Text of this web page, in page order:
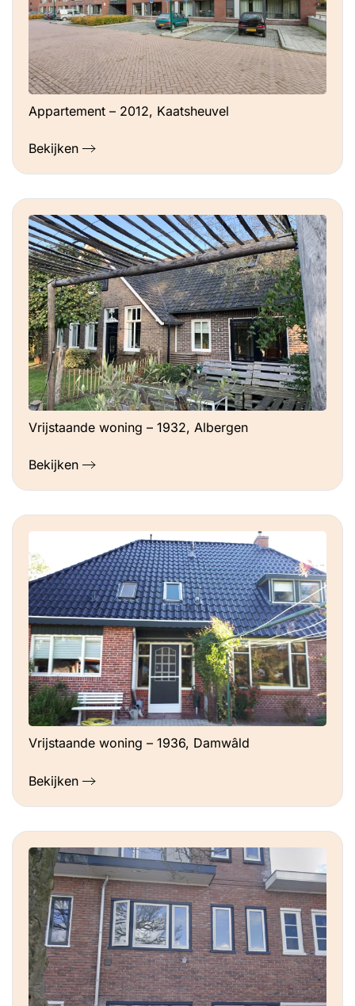
Appartement – 2012, Kaatsheuvel
Bekijken
Vrijstaande woning – 1932, Albergen
Bekijken
Vrijstaande woning – 1936, Damwâld
Bekijken